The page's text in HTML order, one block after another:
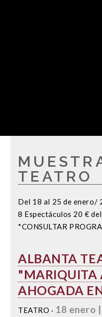
TEATRO
Del 18 al 25 de enero/
8 Espectáculos 20 €
*CONSULTAR
ALBANTA
"MARIQUITA
AHOGADA
TEATRO · 18 enero